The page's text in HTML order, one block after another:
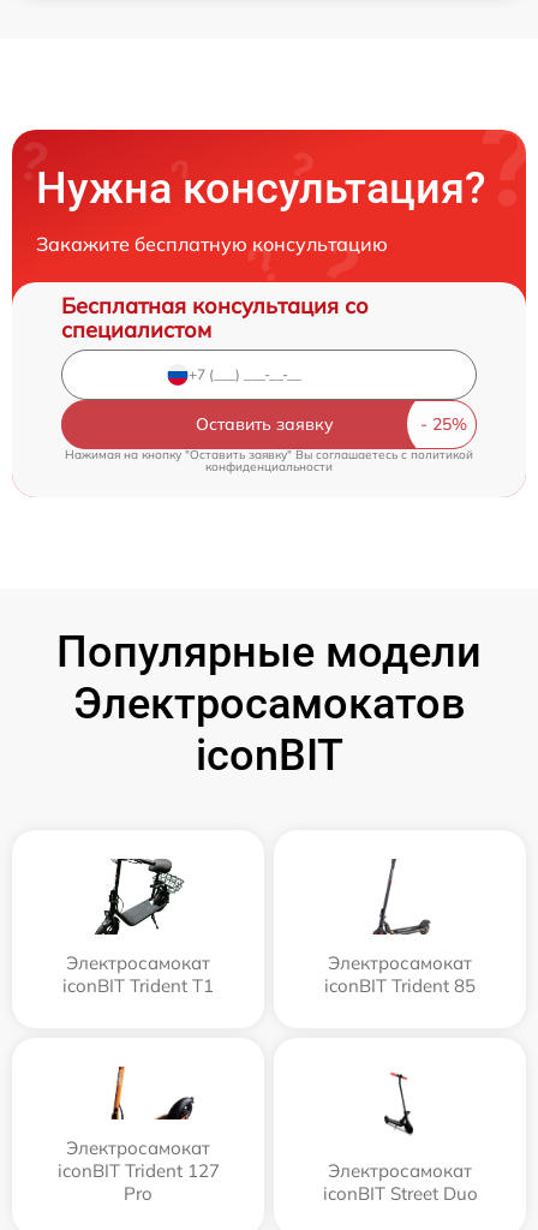
Нужна консультация?
Закажите бесплатную консультацию
Бесплатная консультация со
специалистом
Оставить заявку
Нажимая на кнопку "Оставить заявку" Вы соглашаетесь cполитикой
конфиденциальности
Популярные модели
Электросамокатов
iconBIT
Электросамокат
iconBIT Trident T1
Электросамокат
iconBIT Trident 85
Электросамокат
iconBIT Trident 127
Pro
Электросамокат
iconBIT Street Duo